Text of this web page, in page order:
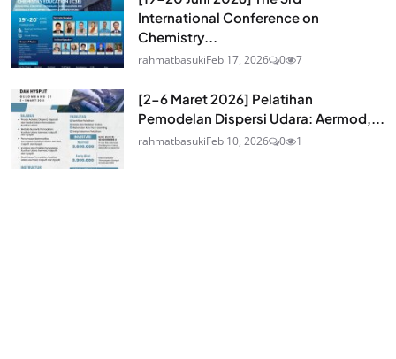
International Conference on
Chemistry...
rahmatbasukiFeb 17, 2026 0 7
[2-6 Maret 2026] Pelatihan
Pemodelan Dispersi Udara: Aermod,...
rahmatbasukiFeb 10, 2026 0 1